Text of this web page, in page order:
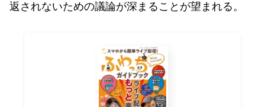
返されないための議論が深まることが望まれる。